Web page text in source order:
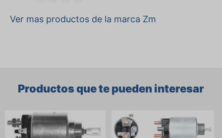
Ver mas productos de la marca Zm
Productos que te pueden interesar